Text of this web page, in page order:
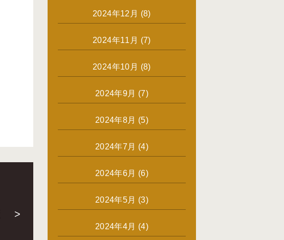
>
2024年12月 (8)
2024年11月 (7)
2024年10月 (8)
2024年9月 (7)
2024年8月 (5)
2024年7月 (4)
2024年6月 (6)
2024年5月 (3)
2024年4月 (4)